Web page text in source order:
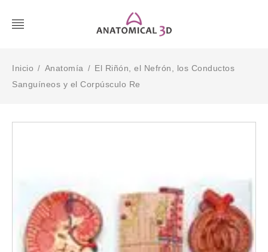
Inicio / Anatomía / El Riñón, el Nefrón, los Conductos
Sanguíneos y el Corpúsculo Re